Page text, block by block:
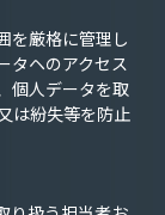
を厳格に管理し
タヘのアクセス
個人データを取
は紛失等を防止